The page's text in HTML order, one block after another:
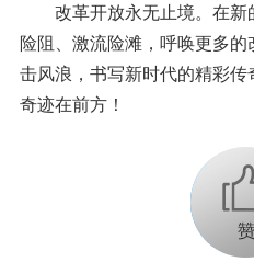
改革开放永无止境。在新
险阻、激流险滩，呼唤更多
击风浪，书写新时代的精彩
奇迹在前方！